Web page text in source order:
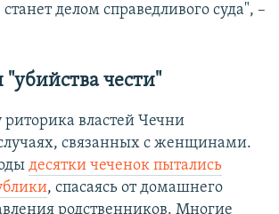
делом справедливого суда", –
"убийства чести"
риторика властей Чечни
связанных с женщинами.
десятки чеченок пытались
, спасаясь от домашнего
родственников. Многие